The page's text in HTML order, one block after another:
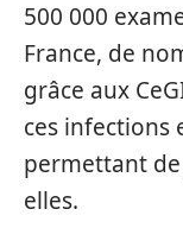
500 000
France, de
grâce aux
ces infections
permettant
elles.